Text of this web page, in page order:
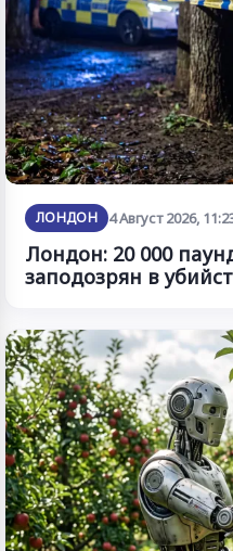
ЛОНДОН 4 Август 2026,
Лондон: 20 000
заподозрян в